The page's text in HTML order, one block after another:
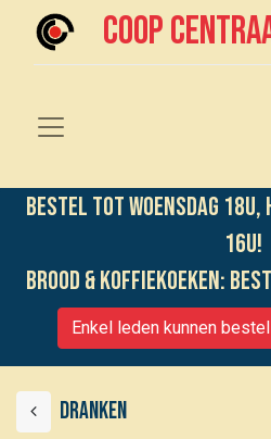
Coop
Bestel tot woensdag
16u!
Brood & koffiekoeken:
Enkel leden kunnen
Dranken